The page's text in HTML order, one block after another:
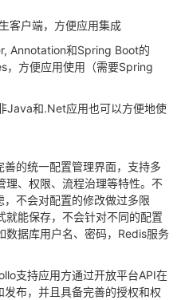
客户端，方便应用集成
Annotation和Spring Boot的
方便应用使用（需要Spring
Java和.Net应用也可以方便地使
的统一配置管理界面，支持多
理、权限、流程治理等特性。不
不会对配置的修改做过多限
就能保存，不会针对不同的配置
数据库用户名、密码，Redis服务
支持应用方通过开放平台API在
布，并且具备完善的授权和权